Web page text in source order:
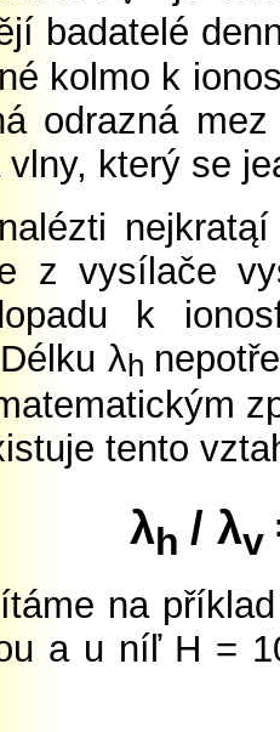
badatelé
kolmo k
odrazná
který se
z vysílače
k
λh
tento
λh / λv
na
a u níľ H =